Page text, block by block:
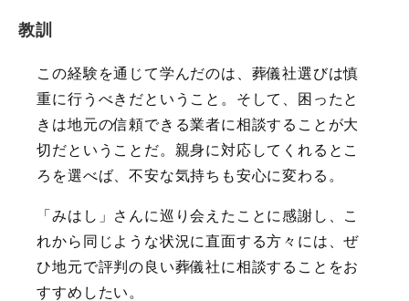
教訓
この経験を通じて学んだのは、葬儀社選びは慎
重に行うべきだということ。そして、困ったと
きは地元の信頼できる業者に相談することが大
切だということだ。親身に対応してくれるとこ
ろを選べば、不安な気持ちも安心に変わる。
「みはし」さんに巡り会えたことに感謝し、こ
れから同じような状況に直面する方々には、ぜ
ひ地元で評判の良い葬儀社に相談することをお
すすめしたい。